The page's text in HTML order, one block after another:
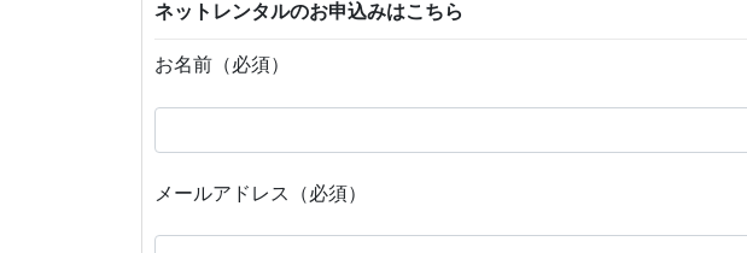
ネットレンタルのお申込みはこちら
お名前（必須）
メールアドレス（必須）